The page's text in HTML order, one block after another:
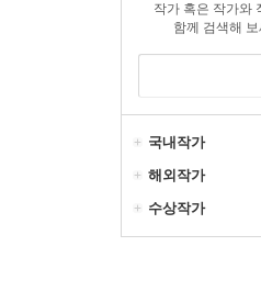
작가 혹은 작가와
함께 검색해
국내작가
해외작가
수상작가